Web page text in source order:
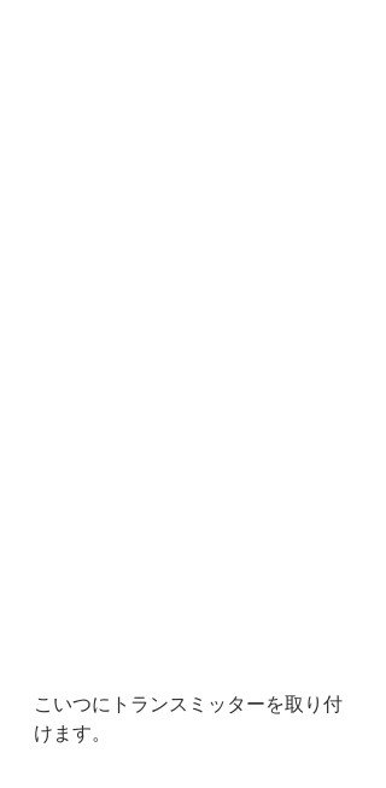
こいつにトランスミッターを取り付
けます。